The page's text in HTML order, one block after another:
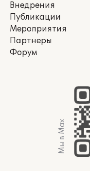
Внедрения
Публикации
Мероприятия
Партнеры
Форум
Мы в Max